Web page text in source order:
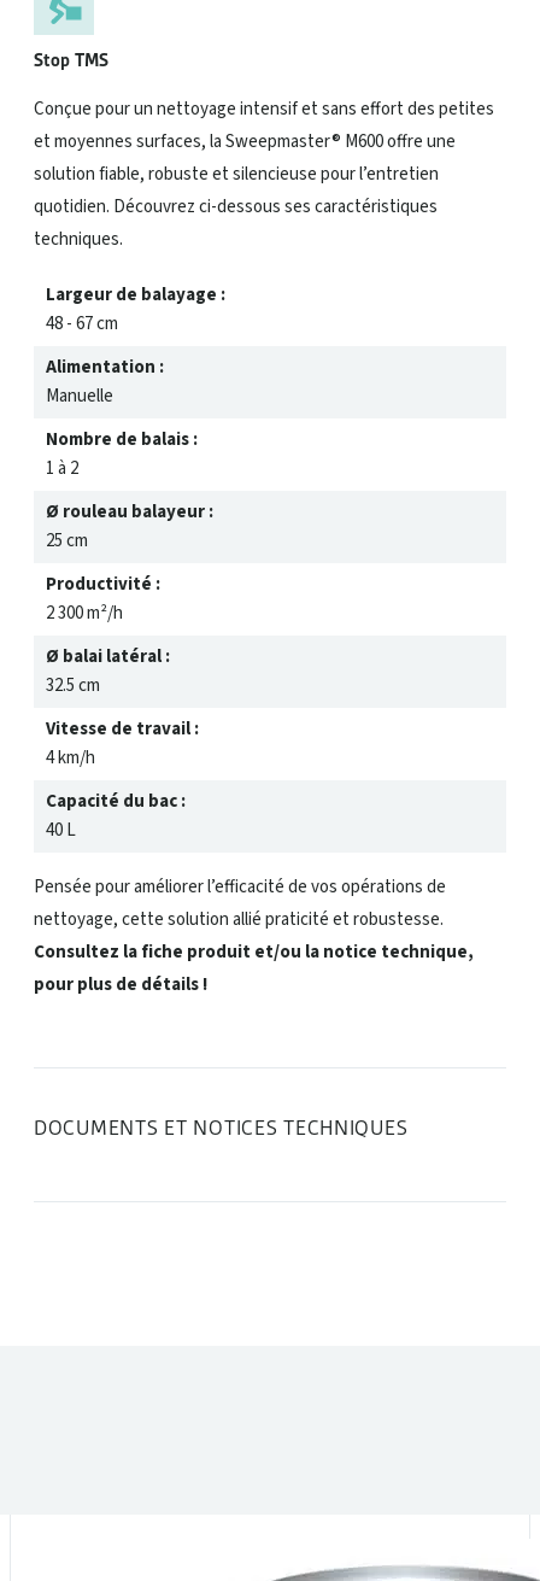
Stop TMS
Conçue pour un nettoyage intensif et sans effort des petites
et moyennes surfaces, la Sweepmaster® M600 offre une
solution fiable, robuste et silencieuse pour l’entretien
quotidien. Découvrez ci-dessous ses caractéristiques
techniques.
Largeur de balayage :
48 - 67 cm
Alimentation :
Manuelle
Nombre de balais :
1 à 2
Ø rouleau balayeur :
25 cm
Productivité :
2 300 m²/h
Ø balai latéral :
32.5 cm
Vitesse de travail :
4 km/h
Capacité du bac :
40 L
Pensée pour améliorer l’efficacité de vos opérations de
nettoyage, cette solution allié praticité et robustesse.
Consultez la fiche produit et/ou la notice technique,
pour plus de détails !
DOCUMENTS ET NOTICES TECHNIQUES